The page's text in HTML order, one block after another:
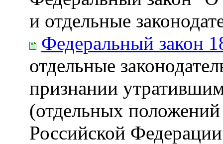
и отдельные
Федеральный закон
отдельные
признании
(отдельных положений
Российской